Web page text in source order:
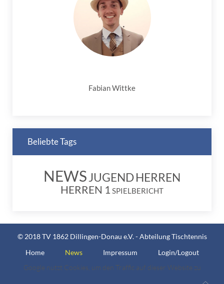
Fabian Wittke
Beliebte Tags
NEWSJUGENDHERREN
HERREN 1 SPIELBERICHT
© 2018 TV 1862 Dillingen-Donau e.V. - Abteilung Tischtennis
Home
News Impressum
Login/Logout
Google nutzt Cookies, um den Traffic auf dieser Website zu